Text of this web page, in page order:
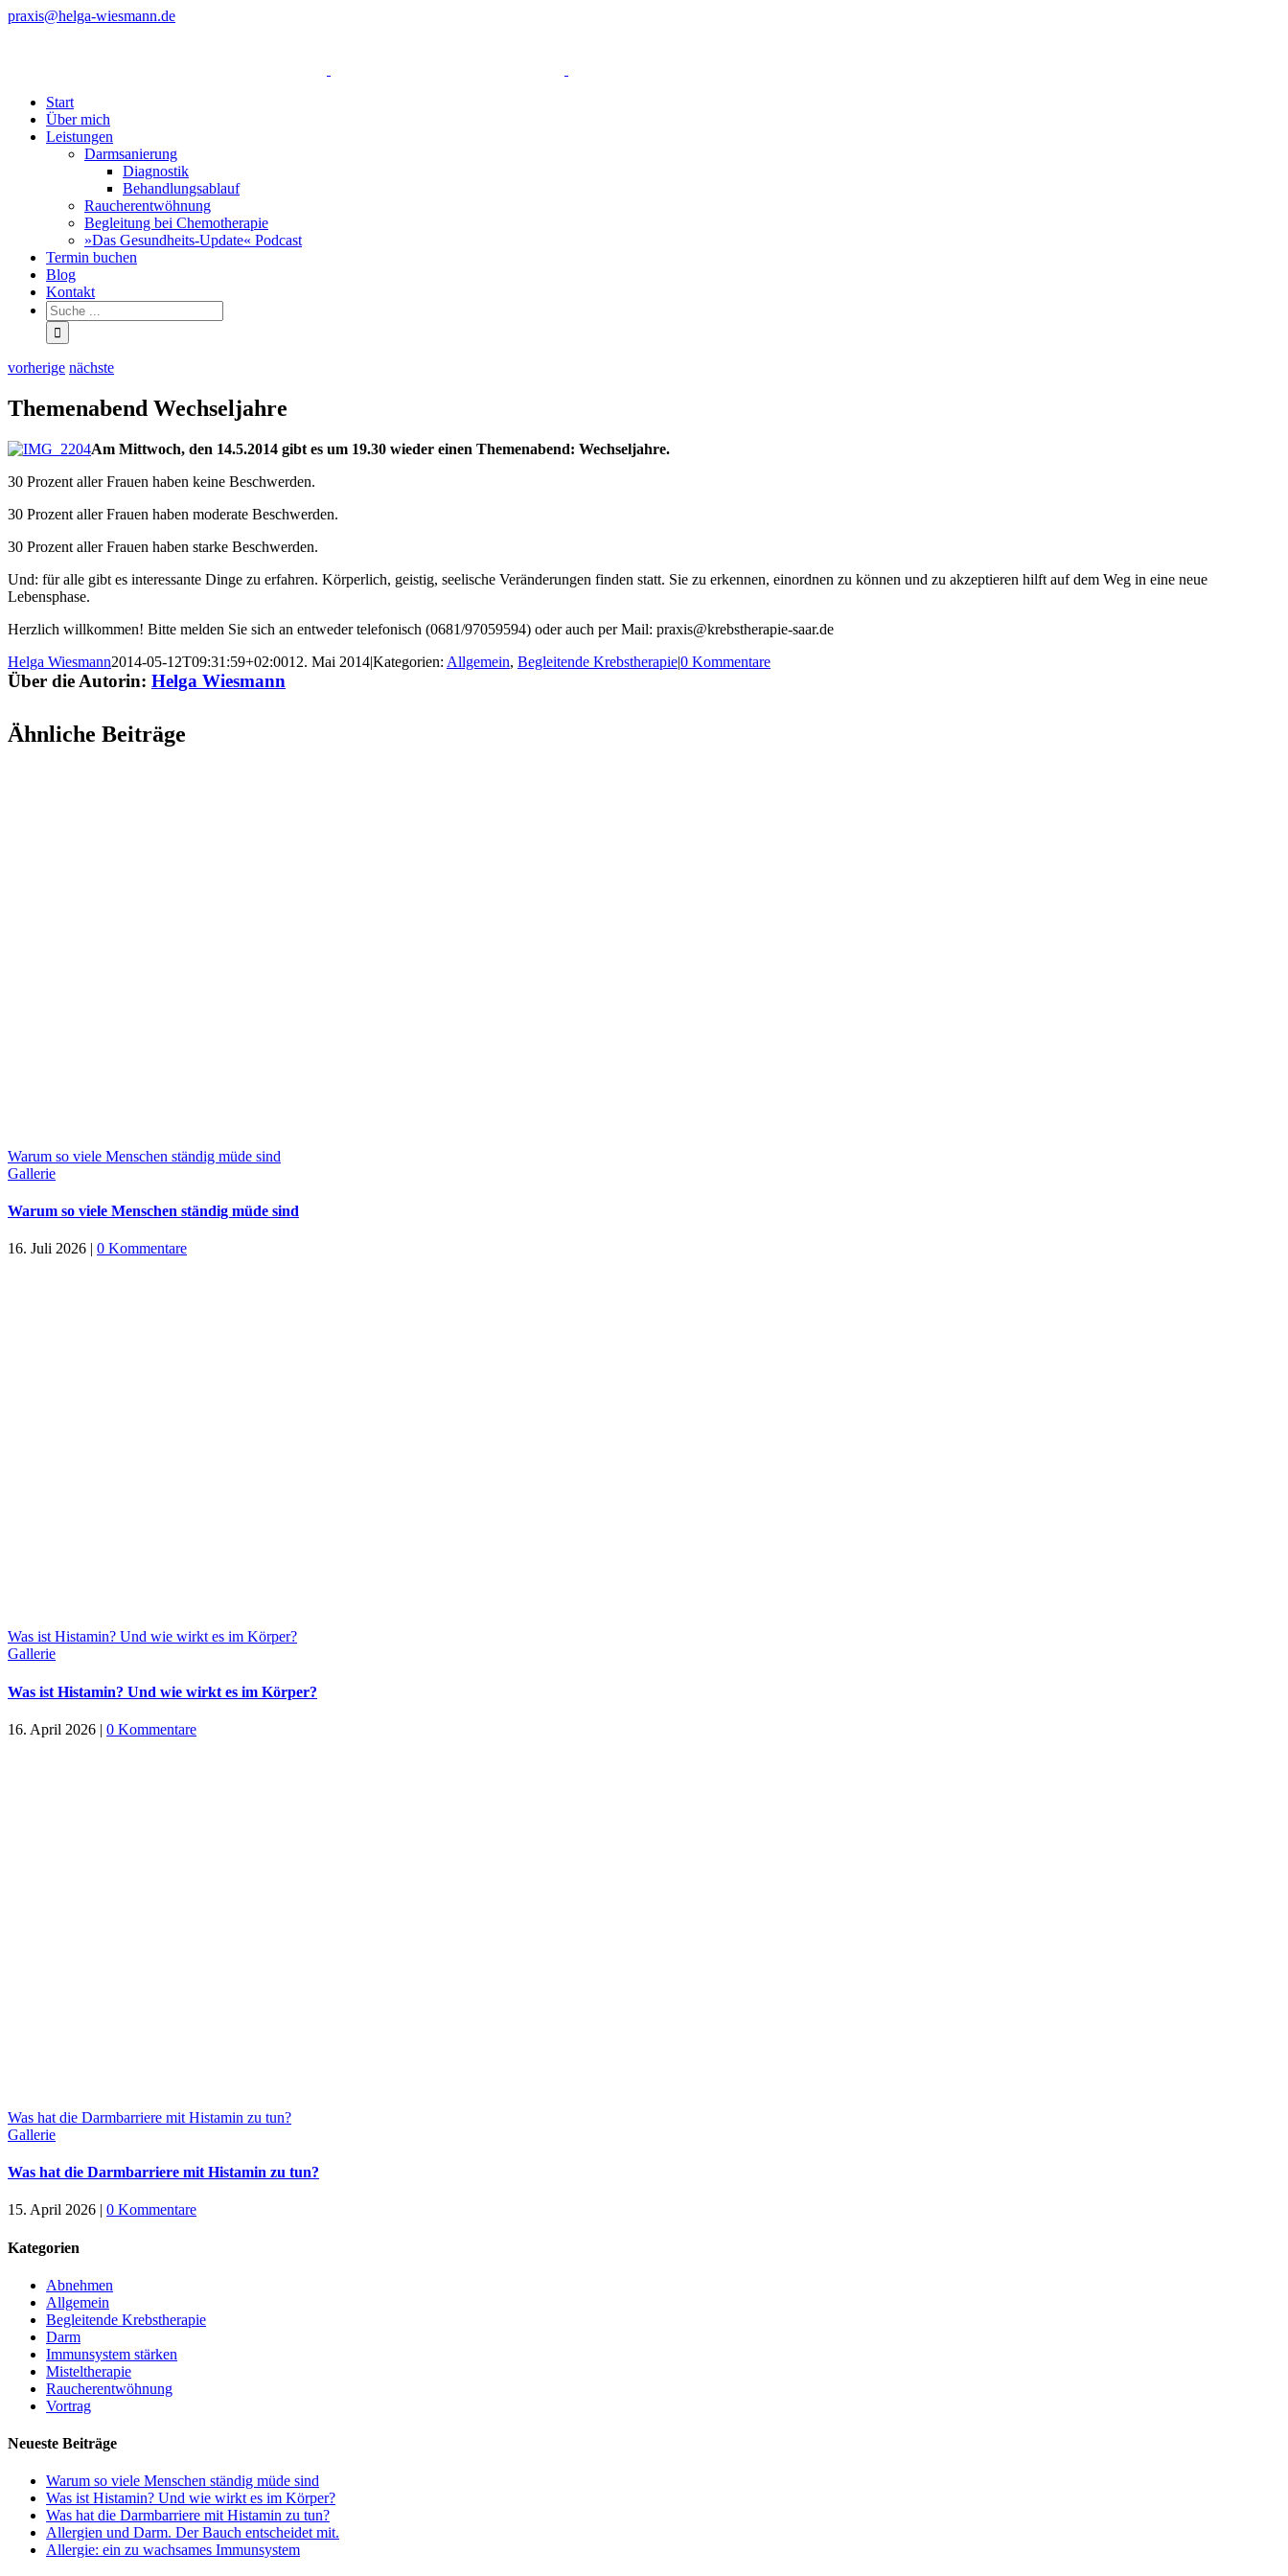
Zum
praxis@helga-wiesmann.de
Start
Über mich
Leistungen
Darmsanierung
Diagnostik
Behandlungsablauf
Raucherentwöhnung
Begleitung bei Chemotherapie
»Das Gesundheits-Update« Podcast
Termin buchen
Blog
Kontakt
vorherige nächste
Themenabend Wechseljahre
Am Mittwoch, den 14.5.2014 gibt es um 19.30 wieder einen Themenabend: Wechseljahre.
30 Prozent aller Frauen haben keine Beschwerden.
30 Prozent aller Frauen haben moderate Beschwerden.
30 Prozent aller Frauen haben starke Beschwerden.
Und: für alle gibt es interessante Dinge zu erfahren. Körperlich, geistig, seelische Veränderungen finden statt. Sie zu erkennen, einordnen zu können und zu akzeptieren hilft auf dem Weg in eine neue
Lebensphase.
Herzlich willkommen! Bitte melden Sie sich an entweder telefonisch (0681/97059594) oder auch per Mail: praxis@krebstherapie-saar.de
Helga Wiesmann2014-05-12T09:31:59+02:0012. Mai 2014|Kategorien: Allgemein, Begleitende Krebstherapie|0 Kommentare
Über die Autorin: Helga Wiesmann
Ähnliche Beiträge
Warum so viele Menschen ständig müde sind
Gallerie
Warum so viele Menschen ständig müde sind
16. Juli 2026 | 0 Kommentare
Was ist Histamin? Und wie wirkt es im Körper?
Gallerie
Was ist Histamin? Und wie wirkt es im Körper?
16. April 2026 | 0 Kommentare
Was hat die Darmbarriere mit Histamin zu tun?
Gallerie
Was hat die Darmbarriere mit Histamin zu tun?
15. April 2026 | 0 Kommentare
Kategorien
Abnehmen
Allgemein
Begleitende Krebstherapie
Darm
Immunsystem stärken
Misteltherapie
Raucherentwöhnung
Vortrag
Neueste Beiträge
Warum so viele Menschen ständig müde sind
Was ist Histamin? Und wie wirkt es im Körper?
Was hat die Darmbarriere mit Histamin zu tun?
Allergien und Darm. Der Bauch entscheidet mit.
Allergie: ein zu wachsames Immunsystem